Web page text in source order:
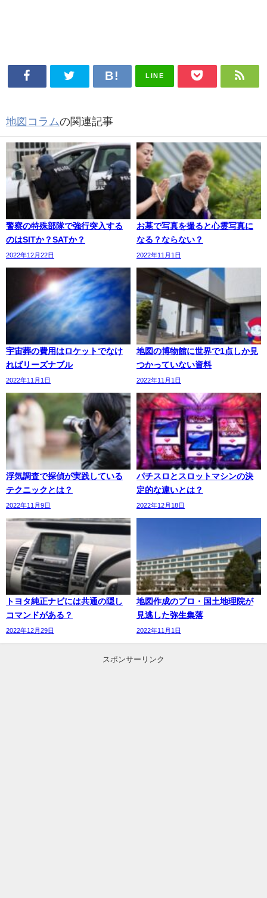
LINE
地図コラムの関連記事
警察の特殊部隊で強行突入する
のはSITか？SATか？
2022年12月22日
お墓で写真を撮ると心霊写真に
なる？ならない？
2022年11月1日
宇宙葬の費用はロケットでなけ
ればリーズナブル
2022年11月1日
地図の博物館に世界で1点しか見
つかっていない資料
2022年11月1日
浮気調査で探偵が実践している
テクニックとは？
2022年11月9日
パチスロとスロットマシンの決
定的な違いとは？
2022年12月18日
トヨタ純正ナビには共通の隠し
コマンドがある？
2022年12月29日
地図作成のプロ・国土地理院が
見逃した弥生集落
2022年11月1日
スポンサーリンク